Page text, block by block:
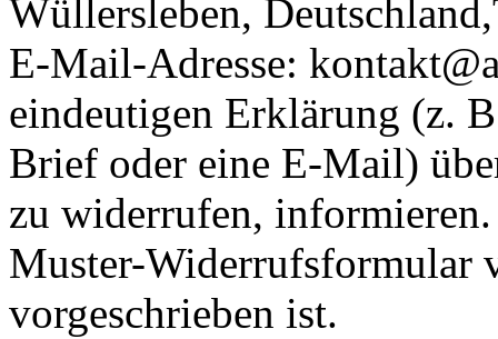
Wüllersleben,
E-Mail-Adresse:
eindeutigen Erklärung (z.
Brief oder eine E-Mail)
zu widerrufen,
Muster-Widerrufsformular
vorgeschrieben ist.